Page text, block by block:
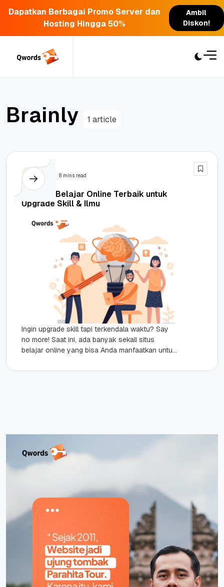
Dapatkan Berbagai Promo Server dan
Hosting Hingga 50%
Ambil
Diskon!
Brainly 1 article
Bisnis 8 mins read
20 Situs Belajar Online Terbaik untuk
Upgrade Skill & Ilmu
Ingin upgrade skill tapi terkendala waktu? Say
no more! Saat ini, ada banyak sekali situs
belajar online yang bisa Anda manfaatkan untuk
online telah menjadi pilihan...